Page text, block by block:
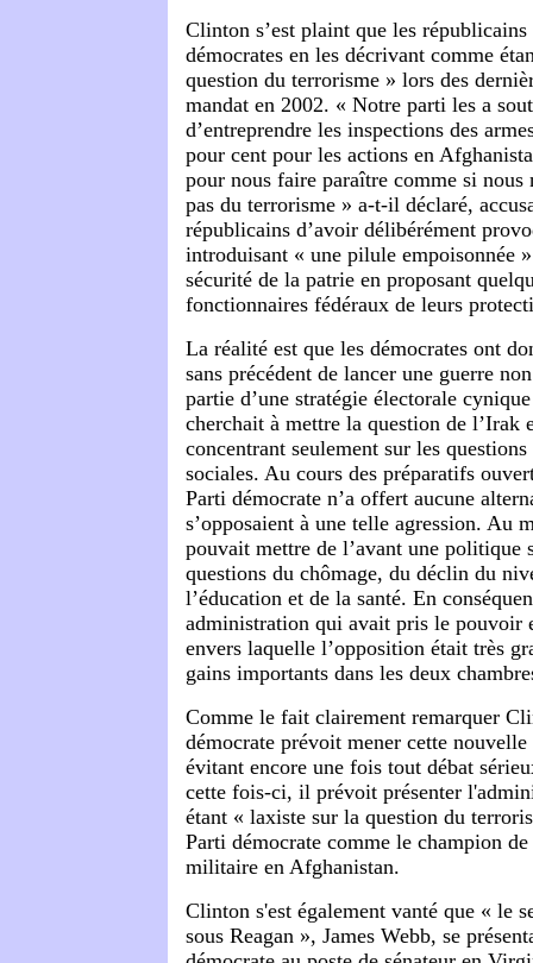
Clinton s’est plaint que les
démocrates en les décrivant comme
question du terrorisme » lors des
mandat en 2002. « Notre parti les a
d’entreprendre les inspections des
pour cent pour les actions en
pour nous faire paraître comme si nous
pas du terrorisme » a-t-il déclaré,
républicains d’avoir délibérément
introduisant « une pilule empoisonnée
sécurité de la patrie en proposant
fonctionnaires fédéraux de leurs
La réalité est que les démocrates ont
sans précédent de lancer une guerre
partie d’une stratégie électorale
cherchait à mettre la question de l’Irak
concentrant seulement sur les
sociales. Au cours des préparatifs
Parti démocrate n’a offert aucune
s’opposaient à une telle agression. Au
pouvait mettre de l’avant une politique
questions du chômage, du déclin du
l’éducation et de la santé. En
administration qui avait pris le pouvoir
envers laquelle l’opposition était très
gains importants dans les deux
Comme le fait clairement remarquer
démocrate prévoit mener cette
évitant encore une fois tout débat
cette fois-ci, il prévoit présenter
étant « laxiste sur la question du
Parti démocrate comme le champion
militaire en Afghanistan.
Clinton s'est également vanté que « le
sous Reagan », James Webb, se